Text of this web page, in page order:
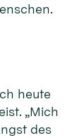
heute
„Mich
des